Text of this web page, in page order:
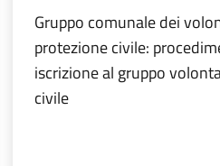
Gruppo comunale dei
protezione civile:
iscrizione al gruppo
civile